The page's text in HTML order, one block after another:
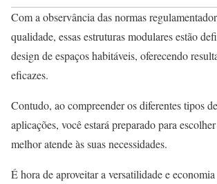
Com a observância das normas
qualidade, essas estruturas modulares estão
design de espaços habitáveis, oferecendo
eficazes.
Contudo, ao compreender os diferentes tipos
aplicações, você estará preparado para
melhor atende às suas necessidades.
É hora de aproveitar a versatilidade e